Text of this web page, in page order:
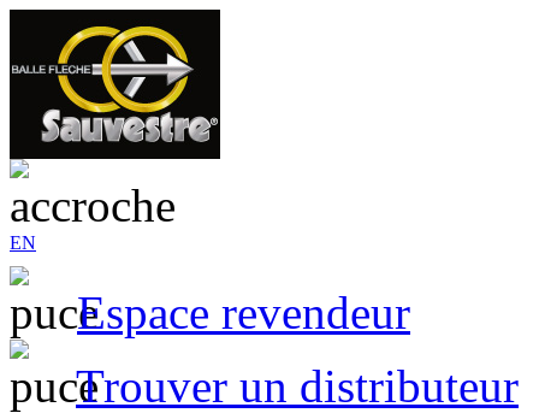
EN
Espace revendeur
Trouver un distributeur